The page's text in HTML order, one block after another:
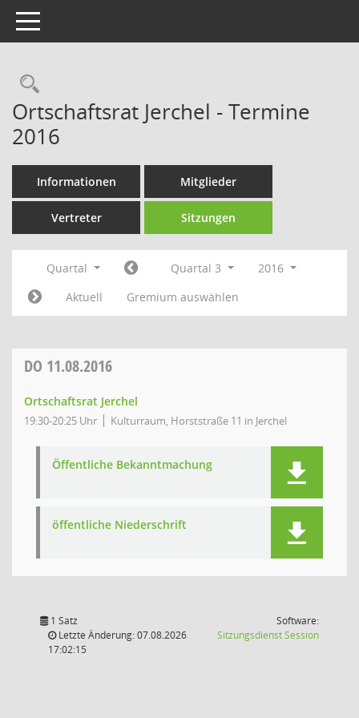
Toggle navigation
Rechercheauswahl
Ortschaftsrat Jerchel - Termine
2016
Informationen Mitglieder
Vertreter Sitzungen
Quartal Quartal 3
2016
Aktuell
Gremium auswählen
DO 11.08.2016
Ortschaftsrat Jerchel
19:30-20:25 Uhr Kulturraum, Horststraße 11 in Jerchel
Öffentliche Bekanntmachung
öffentliche Niederschrift
1 Satz
Letzte Änderung: 07.08.2026
17:02:15
Software:
SitzungsdienstSession(Wird in